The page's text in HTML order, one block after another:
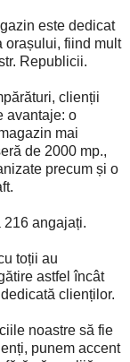
este dedicat
orașului, fiind mult
Republicii.
clienții
avantaje: o
mai
de 2000 mp.,
precum și o
216 angajați.
toții au
astfel încât
clienților.
noastre să fie
punem accent